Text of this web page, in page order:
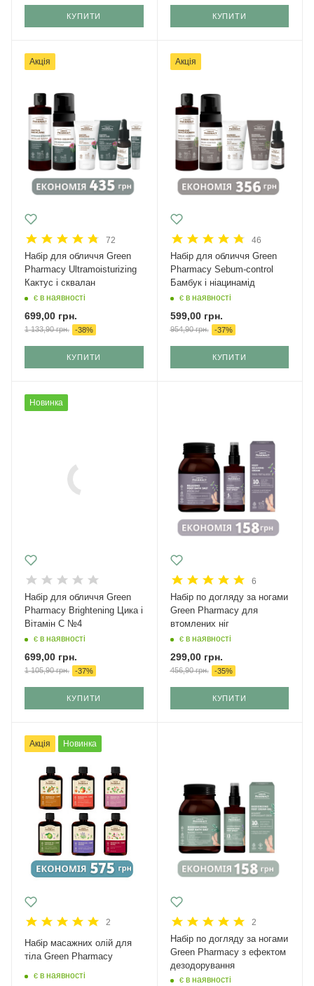
КУПИТИ КУПИТИ
Акція
72
Набір для обличчя Green
Рharmacy Ultramoisturizing
Кактус і сквалан
є в наявності
699,00 грн.
1 133,90грн. -38%
КУПИТИ
Акція
46
Набір для обличчя Green
Рharmacy Sebum-control
Бамбук і ніацинамід
є в наявності
599,00грн.
954,90грн. -37%
КУПИТИ
Новинка
Набір для обличчя Green
Рharmacy Brightening Цика і
Вітамін С №4
є в наявності
699,00 грн.
1 105,90грн. -37%
КУПИТИ
6
Набір по догляду за ногами
Green Pharmacy для
втомлених ніг
є в наявності
299,00грн.
456,90грн. -35%
КУПИТИ
Акція Новинка
2
Набір масажних олій для
тіла Green Pharmacy
є в наявності
2
Набір по догляду за ногами
Green Pharmacy з ефектом
дезодорування
є в наявності